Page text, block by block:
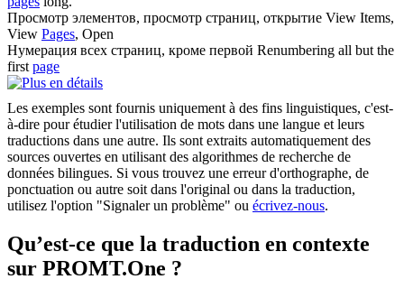
Просмотр элементов, просмотр страниц, открытие View Items,
View Pages, Open
Нумерация всех страниц, кроме первой Renumbering all but the
firstpage
Les exemples sont fournis uniquement à des fins linguistiques, c'est-
à-dire pour étudier l'utilisation de mots dans une langue et leurs
traductions dans une autre. Ils sont extraits automatiquement des
sources ouvertes en utilisant des algorithmes de recherche de
données bilingues. Si vous trouvez une erreur d'orthographe, de
ponctuation ou autre soit dans l'original ou dans la traduction,
utilisez l'option "Signaler un problème" ou écrivez-nous.
Qu’est-ce que la traduction en contexte
sur PROMT.One ?